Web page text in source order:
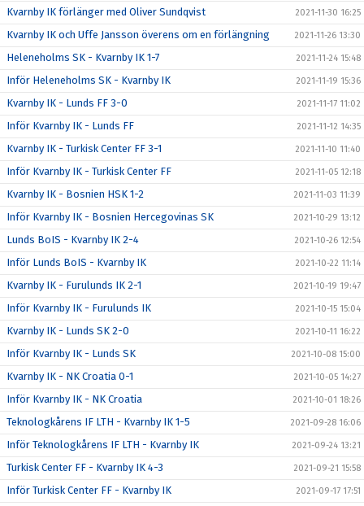
Kvarnby IK förlänger med Oliver Sundqvist 2021-11-30 16:25
Kvarnby IK och Uffe Jansson överens om en förlängning 2021-11-26 13:30
Heleneholms SK - Kvarnby IK 1-7 2021-11-24 15:48
Inför Heleneholms SK - Kvarnby IK 2021-11-19 15:36
Kvarnby IK - Lunds FF 3-0 2021-11-17 11:02
Inför Kvarnby IK - Lunds FF 2021-11-12 14:35
Kvarnby IK - Turkisk Center FF 3-1 2021-11-10 11:40
Inför Kvarnby IK - Turkisk Center FF 2021-11-05 12:18
Kvarnby IK - Bosnien HSK 1-2 2021-11-03 11:39
Inför Kvarnby IK - Bosnien Hercegovinas SK 2021-10-29 13:12
Lunds BoIS - Kvarnby IK 2-4 2021-10-26 12:54
Inför Lunds BoIS - Kvarnby IK 2021-10-22 11:14
Kvarnby IK - Furulunds IK 2-1 2021-10-19 19:47
Inför Kvarnby IK - Furulunds IK 2021-10-15 15:04
Kvarnby IK - Lunds SK 2-0 2021-10-11 16:22
Inför Kvarnby IK - Lunds SK 2021-10-08 15:00
Kvarnby IK - NK Croatia 0-1 2021-10-05 14:27
Inför Kvarnby IK - NK Croatia 2021-10-01 18:26
Teknologkårens IF LTH - Kvarnby IK 1-5 2021-09-28 16:06
Inför Teknologkårens IF LTH - Kvarnby IK 2021-09-24 13:21
Turkisk Center FF - Kvarnby IK 4-3 2021-09-21 15:58
Inför Turkisk Center FF - Kvarnby IK 2021-09-17 17:51